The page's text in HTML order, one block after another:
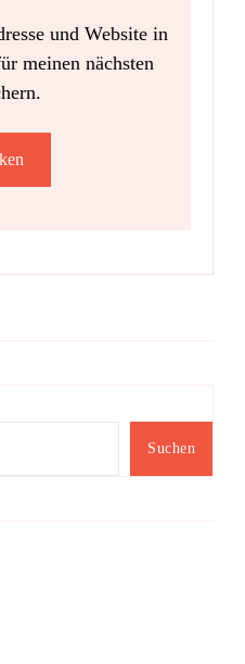
und Website in
meinen nächsten
Suchen